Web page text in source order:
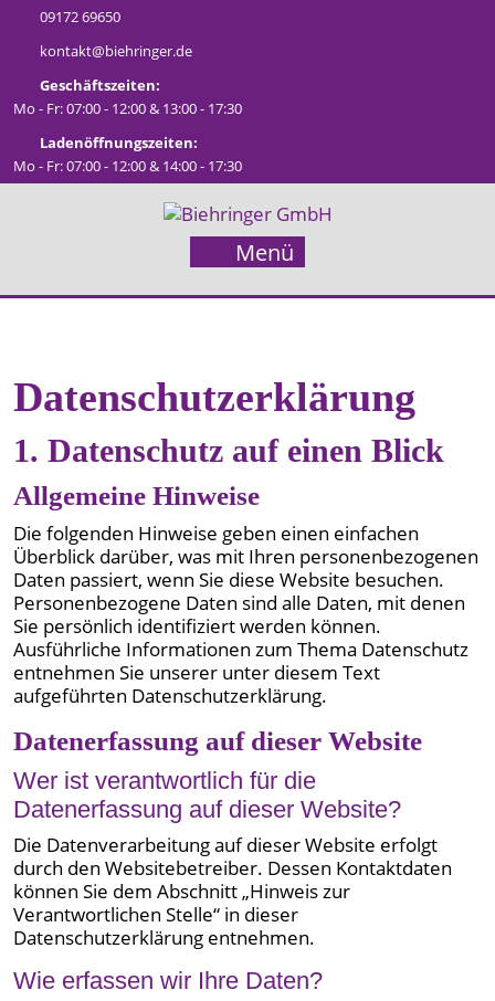
springen
09172 69650
kontakt@biehringer.de
Geschäftszeiten:
Mo - Fr: 07:00 - 12:00 & 13:00 - 17:30
Ladenöffnungszeiten:
Mo - Fr: 07:00 - 12:00 & 14:00 - 17:30
Menü Menü
Datenschutz­erklärung
1. Datenschutz auf einen Blick
Allgemeine Hinweise
Die folgenden Hinweise geben einen einfachen
Überblick darüber, was mit Ihren personenbezogenen
Daten passiert, wenn Sie diese Website besuchen.
Personenbezogene Daten sind alle Daten, mit denen
Sie persönlich identifiziert werden können.
Ausführliche Informationen zum Thema Datenschutz
entnehmen Sie unserer unter diesem Text
aufgeführten Datenschutzerklärung.
Datenerfassung auf dieser Website
Wer ist verantwortlich für die
Datenerfassung auf dieser Website?
Die Datenverarbeitung auf dieser Website erfolgt
durch den Websitebetreiber. Dessen Kontaktdaten
können Sie dem Abschnitt „Hinweis zur
Verantwortlichen Stelle“ in dieser
Datenschutzerklärung entnehmen.
Wie erfassen wir Ihre Daten?